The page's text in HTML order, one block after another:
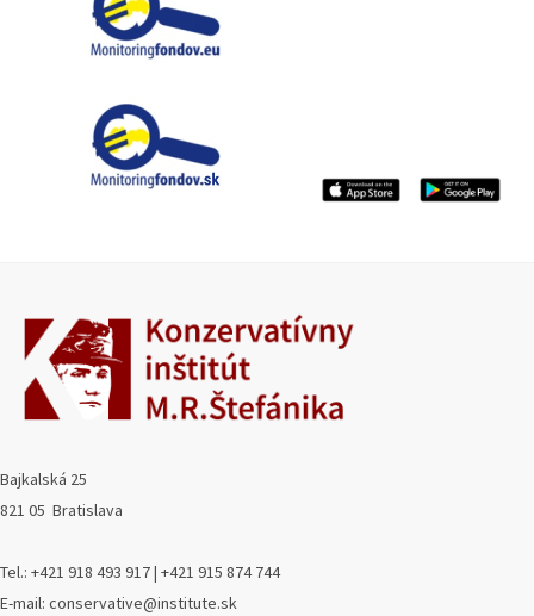
Bajkalská 25
821 05 Bratislava
Tel.: +421 918 493 917 | +421 915 874 744
E-mail: conservative@institute.sk